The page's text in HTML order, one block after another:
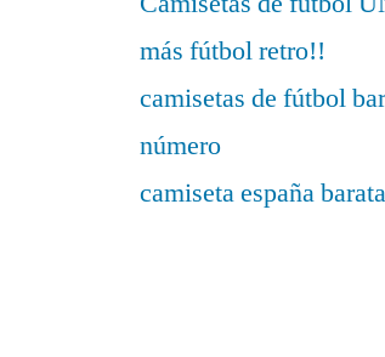
más fútbol retro!!
camisetas de fútbol
número
camiseta españa barata